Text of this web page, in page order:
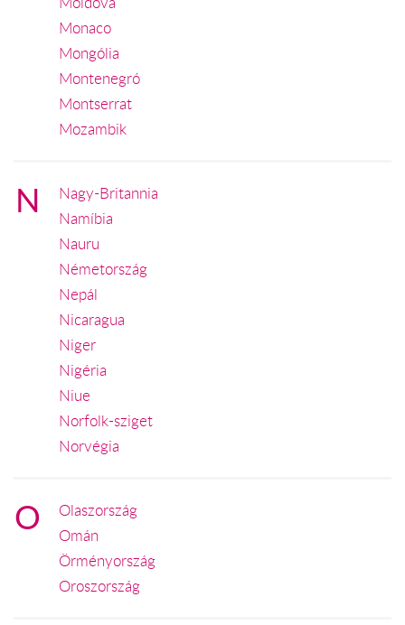
Monaco
Mongólia
Montenegró
Montserrat
Mozambik
N
Nagy-Britannia
Namíbia
Nauru
Németország
Nepál
Nicaragua
Niger
Nigéria
Niue
Norfolk-sziget
Norvégia
O
Olaszország
Omán
Örményország
Oroszország